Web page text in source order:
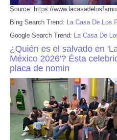
Source: https://
Bing Search Trend: La Casa De Los
Google Search Trend: La Casa De
¿Quién es el salvado en
México 2026'? Ésta
placa de nomin